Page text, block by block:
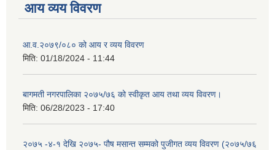
आय व्यय विवरण
आ.व.२०७९/०८० को आय र व्यय विवरण
मिति: 01/18/2024 - 11:44
बागमती नगरपालिका २०७५/७६ को स्वीकृत आय तथा व्यय विवरण।
मिति: 06/28/2023 - 17:40
२०७५ -४-१ देखि २०७५- पौष मसान्त सम्मको पुजीगत व्यय विवरण (२०७५/७६